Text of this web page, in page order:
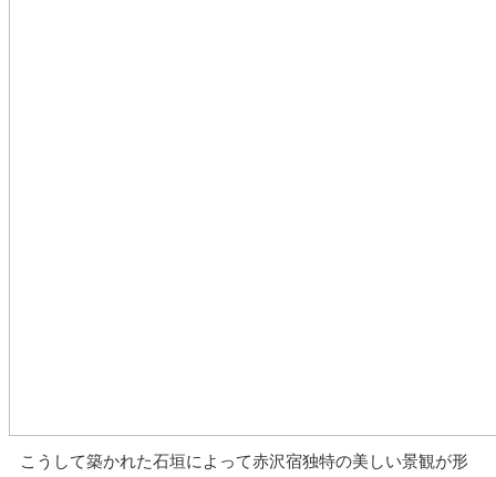
こうして築かれた石垣によって赤沢宿独特の美しい景観が形